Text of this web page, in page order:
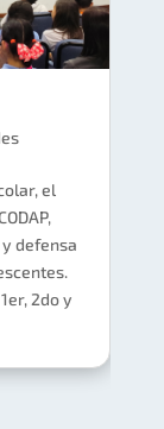
el
defensa
2do y